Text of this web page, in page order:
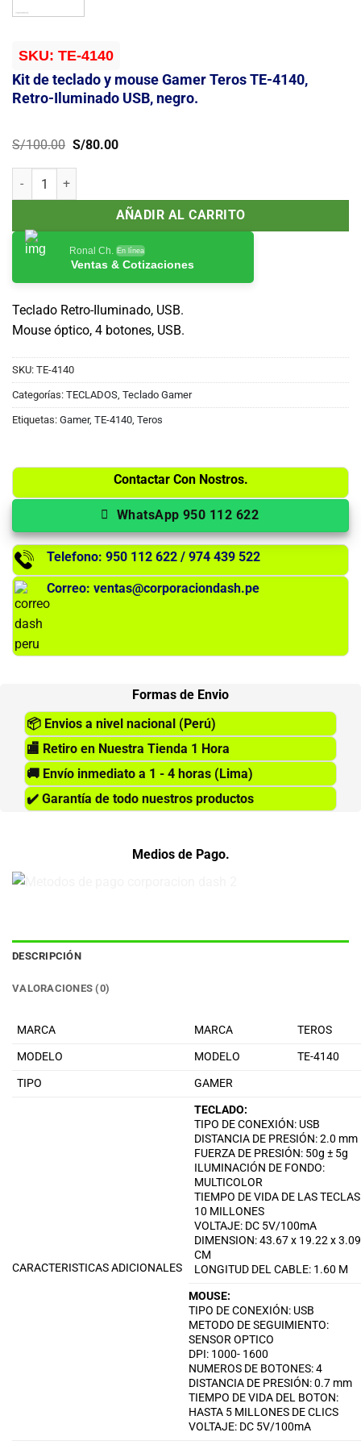
SKU: TE-4140
Kit de teclado y mouse Gamer Teros TE-4140,
Retro-Iluminado USB, negro.
S/100.00 El
original
S/80.00El
Kit de teclado y mouse Gamer Teros TE-4140, Retro-Iluminado
AÑADIR AL CARRITO
Ronal Ch. En línea
Ventas & Cotizaciones
Teclado Retro-Iluminado, USB.
Mouse óptico, 4 botones, USB.
SKU: TE-4140
Categorías: TECLADOS, Teclado Gamer
Etiquetas: Gamer, TE-4140, Teros
Contactar Con Nostros.
WhatsApp 950 112 622
Telefono: 950 112 622 / 974 439 522
Correo: ventas@corporaciondash.pe
Formas de Envio
📦 Envios a nivel nacional (Perú)
🏬 Retiro en Nuestra Tienda 1 Hora
🚚 Envío inmediato a 1 - 4 horas (Lima)
✔️ Garantía de todo nuestros productos
Medios de Pago.
DESCRIPCIÓN
VALORACIONES (0)
MARCA MARCA
TEROS
MODELO
MODELO
TE-4140
TIPO
GAMER
CARACTERISTICAS ADICIONALES
TECLADO:
TIPO DE CONEXIÓN: USB
DISTANCIA DE PRESIÓN: 2.0 mm
FUERZA DE PRESIÓN: 50g ± 5g
ILUMINACIÓN DE FONDO:
MULTICOLOR
TIEMPO DE VIDA DE LAS
10 MILLONES
VOLTAJE: DC 5V/100mA
DIMENSION: 43.67 x 19.22 x 3.09
CM
LONGITUD DEL CABLE: 1.60 M
MOUSE:
TIPO DE CONEXIÓN: USB
METODO DE SEGUIMIENTO:
SENSOR OPTICO
DPI: 1000- 1600
NUMEROS DE BOTONES: 4
DISTANCIA DE PRESIÓN: 0.7 mm
TIEMPO DE VIDA DEL BOTON:
HASTA 5 MILLONES DE CLICS
VOLTAJE: DC 5V/100mA